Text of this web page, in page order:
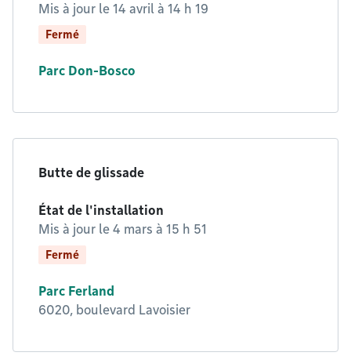
Mis à jour le 14 avril à 14 h 19
Fermé
Parc Don-Bosco
Butte de glissade
État de l'installation
Mis à jour le 4 mars à 15 h 51
Fermé
Parc Ferland
6020, boulevard Lavoisier